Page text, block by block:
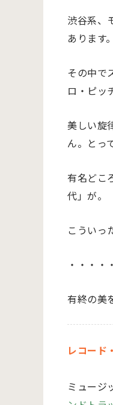
渋谷系、
あります。
その中で
ロ・ピッ
美しい旋
ん。とっ
有名どこ
代」が。
こういっ
・・・・・
有終の美
レコード
ミュージ